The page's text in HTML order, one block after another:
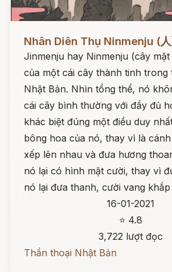
Nhân Diên Thụ Ninmenju (
Jinmenju hay Ninmenju (cây
của một cái cây thành tinh trong
Nhật Bản. Nhìn tổng thể, nó
cái cây bình thường với đầy đủ
khác biệt đúng một điều duy
bông hoa của nó, thay vì là
xếp lên nhau và đưa hương
nó lại có hình mặt cười, thay vì
nó lại đưa thanh, cười vang
16-01-2021
⭐ 4.8
3,722 lượt đọc
Thần thoại Nhật Bản